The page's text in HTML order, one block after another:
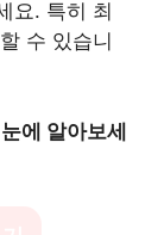
요. 특히 최
수 있습니
에 알아보세